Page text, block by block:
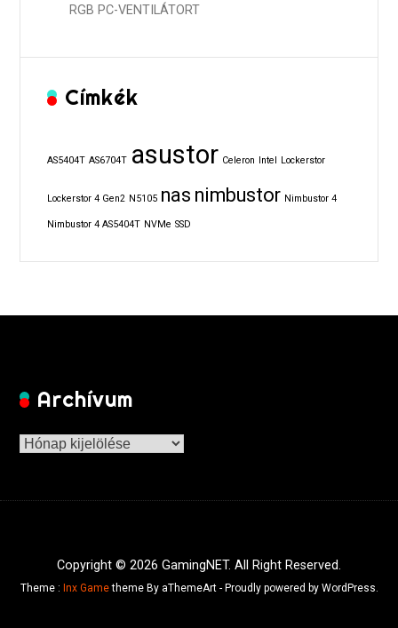
RGB PC-VENTILÁTORT
Címkék
AS5404T AS6704T asustor Celeron Intel Lockerstor
Lockerstor 4 Gen2 N5105 nas nimbustor Nimbustor 4
Nimbustor 4 AS5404T NVMe SSD
Archívum
Archívum
Copyright © 2026 GamingNET. All Right Reserved.
Theme : Inx Gametheme By aThemeArt - Proudly powered by WordPress.